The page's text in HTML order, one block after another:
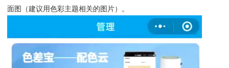
面图（建议用色彩主题相关的图片）。